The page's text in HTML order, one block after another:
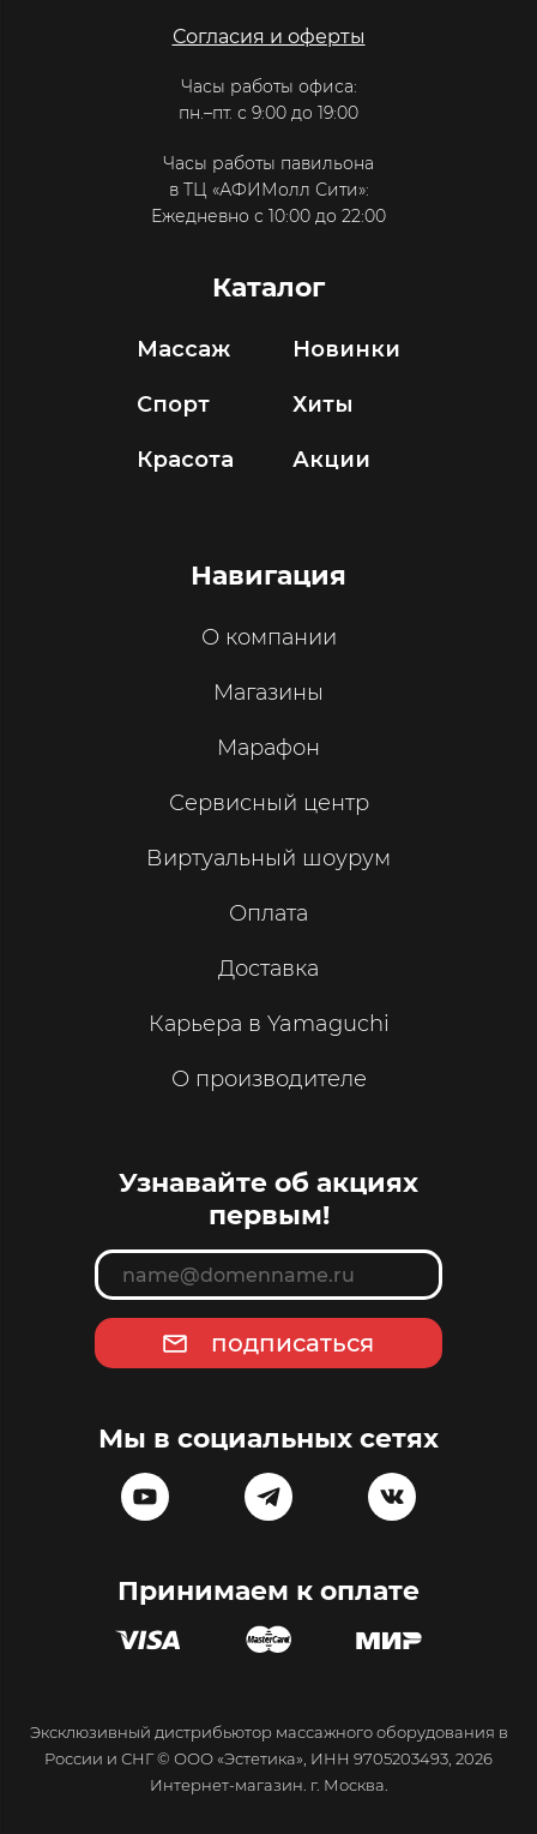
Согласия и оферты
Часы работы офиса:
пн.–пт. с 9:00 до 19:00
Часы работы павильона
в ТЦ «АФИМолл Сити»:
Ежедневно с 10:00 до 22:00
Каталог
Массаж
Спорт
Красота
Новинки
Хиты
Акции
Навигация
О компании
Магазины
Марафон
Сервисный центр
Виртуальный шоурум
Оплата
Доставка
Карьера в Yamaguchi
О производителе
Узнавайте об акциях
первым!
подписаться
Мы в социальных сетях
Принимаем к оплате
Эксклюзивный дистрибьютор массажного оборудования в
России и СНГ © ООО «Эстетика», ИНН 9705203493, 2026
Интернет-магазин. г. Москва.